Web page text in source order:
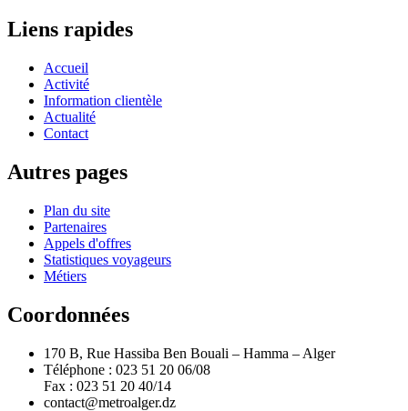
Liens rapides
Accueil
Activité
Information clientèle
Actualité
Contact
Autres pages
Plan du site
Partenaires
Appels d'offres
Statistiques voyageurs
Métiers
Coordonnées
170 B, Rue Hassiba Ben Bouali – Hamma – Alger
Téléphone : 023 51 20 06/08
Fax : 023 51 20 40/14
contact@metroalger.dz